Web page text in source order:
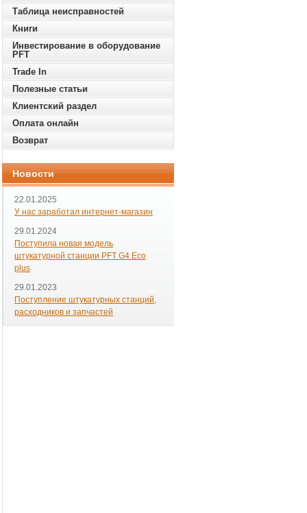
Таблица неисправностей
Книги
Инвестирование в оборудование
PFT
Trade In
Полезные статьи
Клиентский раздел
Оплата онлайн
Возврат
Новости
22.01.2025
У нас заработал интернет-магазин
29.01.2024
Поступила новая модель
штукатурной станции PFT G4 Eco
plus
29.01.2023
Поступление штукатурных станций,
расходников и запчастей